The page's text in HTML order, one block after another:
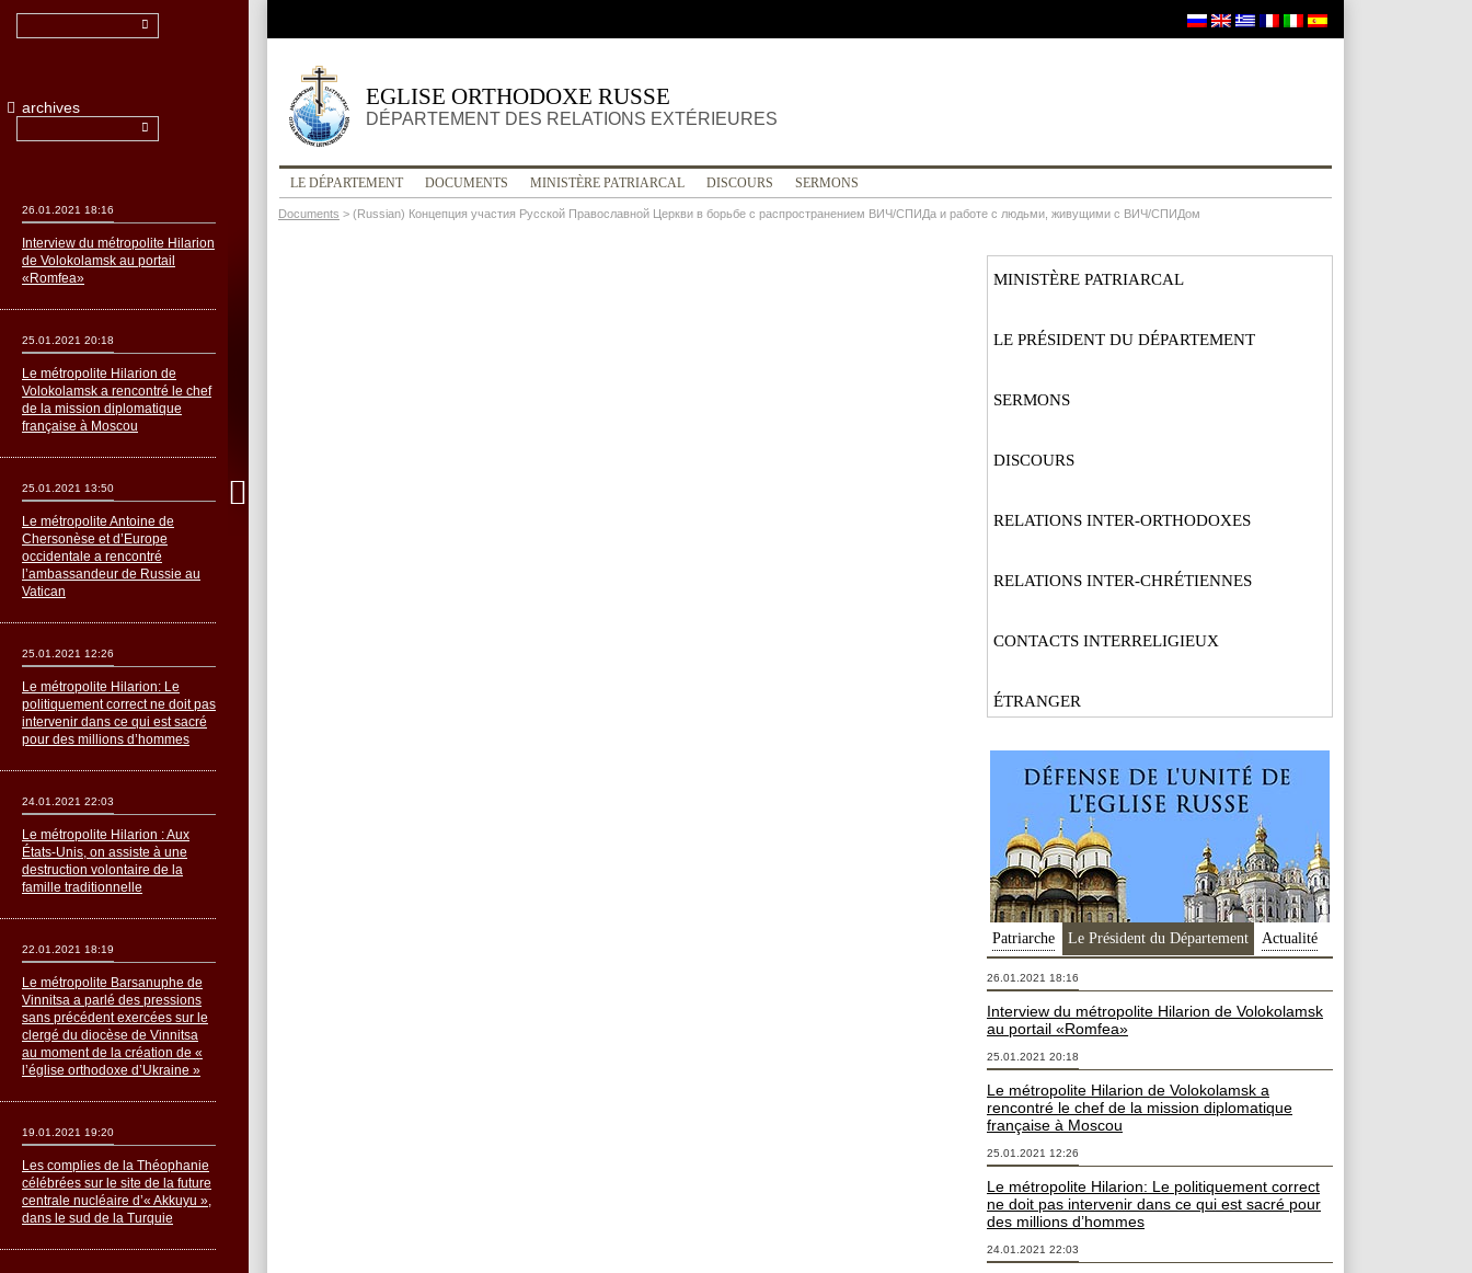
EGLISE ORTHODOXE RUSSE
DÉPARTEMENT DES RELATIONS EXTÉRIEURES
LE DÉPARTEMENT DOCUMENTS MINISTÈRE PATRIARCAL DISCOURS SERMONS
Documents > (Russian) Концепция участия Русской Православной Церкви в борьбе с распространением ВИЧ/СПИДа и работе с людьми, живущими с ВИЧ/СПИДом
MINISTÈRE PATRIARCAL
LE PRÉSIDENT DU DÉPARTEMENT
SERMONS
DISCOURS
RELATIONS INTER-ORTHODOXES
RELATIONS INTER-CHRÉTIENNES
CONTACTS INTERRELIGIEUX
ÉTRANGER
Patriarche Le Président du Département Actualité
26.01.2021 18:16
Interview du métropolite Hilarion de Volokolamsk
au portail «Romfea»
25.01.2021 20:18
Le métropolite Hilarion de Volokolamsk a
rencontré le chef de la mission diplomatique
française à Moscou
25.01.2021 12:26
Le métropolite Hilarion: Le politiquement correct
ne doit pas intervenir dans ce qui est sacré pour
des millions d’hommes
24.01.2021 22:03
archives
26.01.2021 18:16
Interview du métropolite Hilarion
de Volokolamsk au portail
«Romfea»
25.01.2021 20:18
Le métropolite Hilarion de
Volokolamsk a rencontré le chef
de la mission diplomatique
française à Moscou
25.01.2021 13:50
Le métropolite Antoine de
Chersonèse et d’Europe
occidentale a rencontré
l’ambassandeur de Russie au
Vatican
25.01.2021 12:26
Le métropolite Hilarion: Le
politiquement correct ne doit pas
intervenir dans ce qui est sacré
pour des millions d’hommes
24.01.2021 22:03
Le métropolite Hilarion : Aux
États-Unis, on assiste à une
destruction volontaire de la
famille traditionnelle
22.01.2021 18:19
Le métropolite Barsanuphe de
Vinnitsa a parlé des pressions
sans précédent exercées sur le
clergé du diocèse de Vinnitsa
au moment de la création de «
l’église orthodoxe d’Ukraine »
19.01.2021 19:20
Les complies de la Théophanie
célébrées sur le site de la future
centrale nucléaire d’« Akkuyu »,
dans le sud de la Turquie